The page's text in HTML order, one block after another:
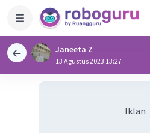
Janeeta Z
13 Agustus 2023 13:27
Iklan